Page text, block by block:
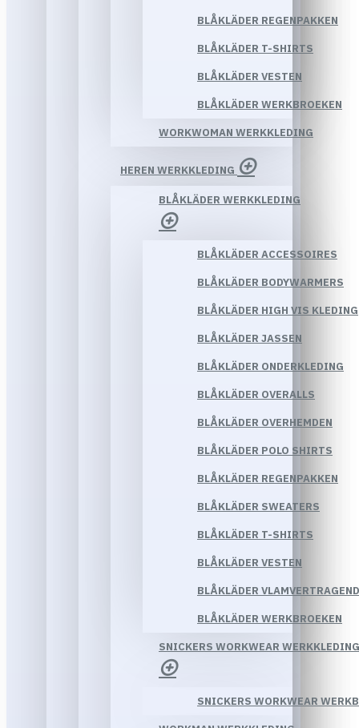
BLÅKLÄDER REGENPAKKEN
BLÅKLÄDER T-SHIRTS
BLÅKLÄDER VESTEN
BLÅKLÄDER WERKBROEKEN
WORKWOMAN WERKKLEDING
HEREN WERKKLEDING
BLÅKLÄDER WERKKLEDING
BLÅKLÄDER ACCESSOIRES
BLÅKLÄDER BODYWARMERS
BLÅKLÄDER HIGH VIS KLEDING
BLÅKLÄDER JASSEN
BLÅKLÄDER ONDERKLEDING
BLÅKLÄDER OVERALLS
BLÅKLÄDER OVERHEMDEN
BLÅKLÄDER POLO SHIRTS
BLÅKLÄDER REGENPAKKEN
BLÅKLÄDER SWEATERS
BLÅKLÄDER T-SHIRTS
BLÅKLÄDER VESTEN
BLÅKLÄDER
BLÅKLÄDER WERKBROEKEN
SNICKERS WORKWEAR WERKKLEDING
SNICKERS WORKWEAR